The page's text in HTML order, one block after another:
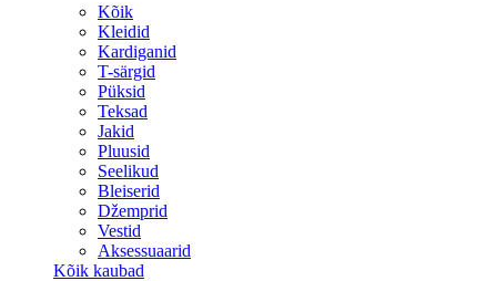
Kõik
Kleidid
Kardiganid
T-särgid
Püksid
Teksad
Jakid
Pluusid
Seelikud
Bleiserid
Džemprid
Vestid
Aksessuaarid
Kõik kaubad